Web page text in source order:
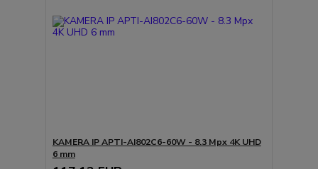
KAMERA IP APTI-AI802C6-60W - 8.3 Mpx 4K UHD
6 mm